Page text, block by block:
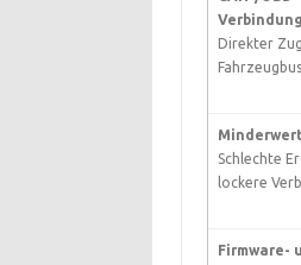
Verbindung
Direkter
Schlechte
lockere
Firmware-